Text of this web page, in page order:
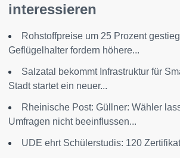
interessieren
Rohstoffpreise um 25 Prozent
Geflügelhalter fordern höhere...
Salzatal bekommt Infrastruktur für
Stadt startet ein neuer...
Rheinische Post: Güllner: Wähler
Umfragen nicht beeinflussen...
UDE ehrt Schülerstudis: 120